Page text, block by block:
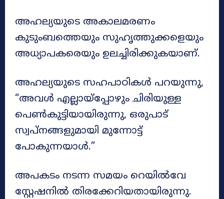
അഹല്യയുടെ അകാലമരണം
കുടുംബത്തെയും സുഹൃത്തുക്കളെയും
അധ്യാപകരെയും ഉലച്ചിരിക്കുകയാണ്.
അഹല്യയുടെ സഹപാഠികൾ പറയുന്നു,
“അവൾ എല്ലായ്പ്പോഴും ചിരിയുള്ള
പെൺകുട്ടിയായിരുന്നു, ഒരുപാട്
സ്വപ്നങ്ങളുമായി മുന്നോട്ട്
പോകുന്നയാൾ.”
അപകടം നടന്ന സമയം റെയിൽവേ
സ്റ്റേഷനിൽ തിരക്കേറിയതായിരുന്നു.